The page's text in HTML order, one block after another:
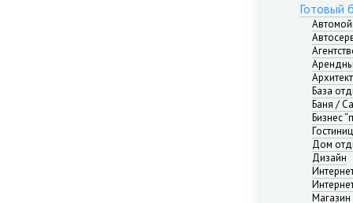
Готовый
База
Баня /
Бизнес
Дом
Дизайн
Магазин